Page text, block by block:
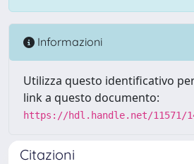
Informazioni
Utilizza questo identificativo
link a questo documento:
https://hdl.handle.net/11571/
Citazioni